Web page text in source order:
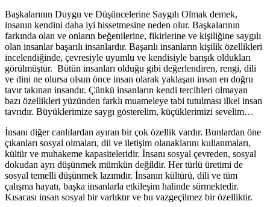
Başkalarının Duygu ve Düşüncelerine Saygılı Olmak demek,
insanın kendini daha iyi hissetmesine neden olur. Başkalarının
farkında olan ve onların beğenilerine, fikirlerine ve kişiliğine saygılı
olan insanlar başarılı insanlardır. Başarılı insanların kişilik özellikleri
incelendiğinde, çevresiyle uyumlu ve kendisiyle barışık oldukları
görülmüştür. Bütün insanları olduğu gibi değerlendiren, rengi, dili
ve dini ne olursa olsun önce insan olarak yaklaşan insan en doğru
tavır takınan insandır. Çünkü insanların kendi tercihleri olmayan
bazı özellikleri yüzünden farklı muameleye tabi tutulması ilkel insan
tavrıdır. Büyüklerimize saygı gösterelim, küçüklerimizi sevelim…
İnsanı diğer canlılardan ayıran bir çok özellik vardır. Bunlardan öne
çıkanları sosyal olmaları, dil ve iletişim olanaklarını kullanmaları,
kültür ve muhakeme kapasiteleridir. İnsanı sosyal çevreden, sosyal
dokudan ayrı düşünmek mümkün değildir. Her türlü üretimi de
sosyal temelli düşünmek lazımdır. İnsanın kültürü, dili ve tüm
çalışma hayatı, başka insanlarla etkileşim halinde sürmektedir.
Kısacası insan sosyal bir varlıktır ve bu vazgeçilmez bir özelliktir.